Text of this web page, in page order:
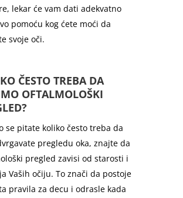
lekar će vam dati adekvatno
pomoću kog ćete moći da
svoje oči.
ČESTO TREBA DA
OFTALMOLOŠKI
se pitate koliko često treba da
pregledu oka, znajte da
pregled zavisi od starosti i
Vaših očiju. To znači da postoje
pravila za decu i odrasle kada